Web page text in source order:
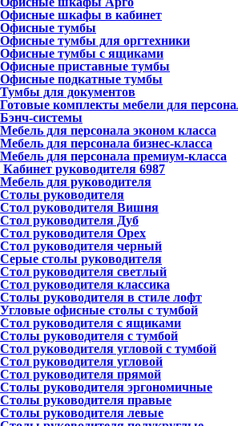
Офисные шкафы в кабинет
Офисные тумбы
Офисные тумбы для оргтехники
Офисные тумбы с ящиками
Офисные приставные тумбы
Офисные подкатные тумбы
Тумбы для документов
Готовые комплекты мебели для
Бэнч-системы
Мебель для персонала эконом класса
Мебель для персонала бизнес-класса
Мебель для персонала премиум-класса
Кабинет руководителя 6987
Мебель для руководителя
Столы руководителя
Стол руководителя Вишня
Стол руководителя Дуб
Стол руководителя Орех
Стол руководителя черный
Серые столы руководителя
Стол руководителя светлый
Стол руководителя классика
Столы руководителя в стиле лофт
Угловые офисные столы с тумбой
Стол руководителя с ящиками
Столы руководителя с тумбой
Стол руководителя угловой с тумбой
Стол руководителя угловой
Стол руководителя прямой
Столы руководителя эргономичные
Столы руководителя правые
Столы руководителя левые